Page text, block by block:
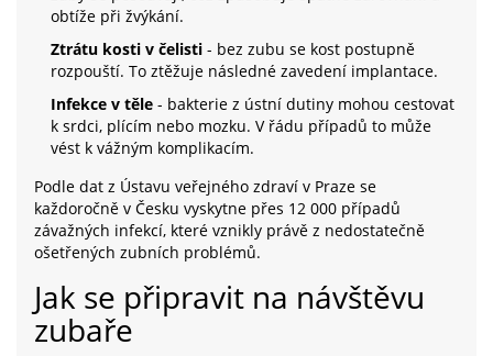
obtíže při žvýkání.
Ztrátu kosti v čelisti - bez zubu se kost postupně
rozpouští. To ztěžuje následné zavedení implantace.
Infekce v těle - bakterie z ústní dutiny mohou cestovat
k srdci, plícím nebo mozku. V řádu případů to může
vést k vážným komplikacím.
Podle dat z Ústavu veřejného zdraví v Praze se
každoročně v Česku vyskytne přes 12 000 případů
závažných infekcí, které vznikly právě z nedostatečně
ošetřených zubních problémů.
Jak se připravit na návštěvu
zubaře